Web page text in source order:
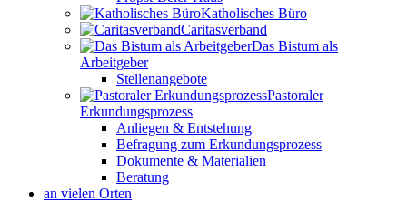
Katholisches Büro
Caritasverband
Das Bistum als
Arbeitgeber
Stellenangebote
Pastoraler
Erkundungsprozess
Anliegen & Entstehung
Befragung zum Erkundungsprozess
Dokumente & Materialien
Beratung
an vielen Orten